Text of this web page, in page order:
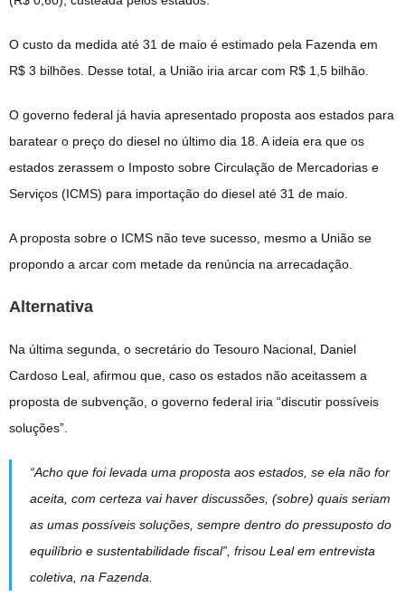
O custo da medida até 31 de maio é estimado pela Fazenda em
R$ 3 bilhões. Desse total, a União iria arcar com R$ 1,5 bilhão.
O governo federal já havia apresentado proposta aos estados para
baratear o preço do diesel no último dia 18. A ideia era que os
estados zerassem o Imposto sobre Circulação de Mercadorias e
Serviços (ICMS) para importação do diesel até 31 de maio.
A proposta sobre o ICMS não teve sucesso, mesmo a União se
propondo a arcar com metade da renúncia na arrecadação.
Alternativa
Na última segunda, o secretário do Tesouro Nacional, Daniel
Cardoso Leal, afirmou que, caso os estados não aceitassem a
proposta de subvenção, o governo federal iria “discutir possíveis
soluções”.
“Acho que foi levada uma proposta aos estados, se ela não for
aceita, com certeza vai haver discussões, (sobre) quais seriam
as umas possíveis soluções, sempre dentro do pressuposto do
equilíbrio e sustentabilidade fiscal”, frisou Leal em entrevista
coletiva, na Fazenda.